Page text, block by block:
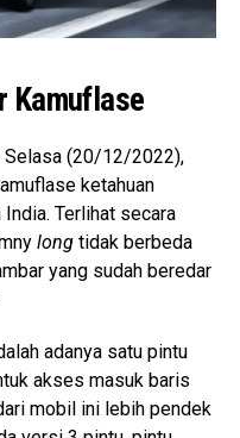
Kamuflase
Selasa (20/12/2022),
ketahuan
Terlihat secara
long tidak berbeda
yang sudah beredar
adanya satu pintu
akses masuk baris
mobil ini lebih pendek